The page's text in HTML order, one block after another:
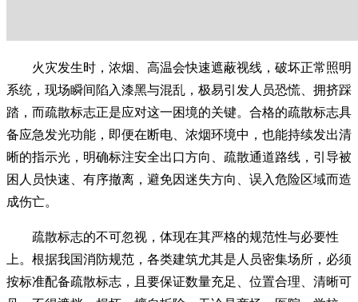
火灾发生时，浓烟、高温会快速遮蔽视线，破坏正常照明
系统，现场瞬间陷入漆黑与混乱，极易引发人员恐慌、拥挤踩
踏，而疏散标志正是应对这一困境的关键。合格的疏散标志具
备应急发光功能，即便在断电、浓烟环境中，也能持续发出清
晰的指示光，明确标注安全出口方向、疏散通道路线，引导被
困人员快速、有序撤离，避免因迷失方向、误入危险区域而造
成伤亡。
疏散标志的不可忽视，体现在其严格的规范性与必要性
上。根据我国消防规范，各类建筑尤其是人员密集场所，必须
按标准配备疏散标志，且要保证数量充足、位置合理、清晰可